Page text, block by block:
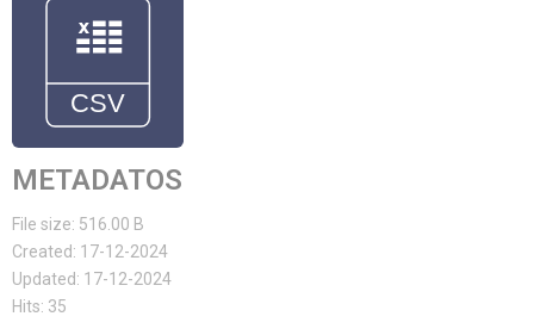
METADATOS
File size: 516.00 B
Created: 17-12-2024
Updated: 17-12-2024
Hits: 35